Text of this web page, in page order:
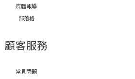
媒體報導
部落格
顧客服務
常見問題